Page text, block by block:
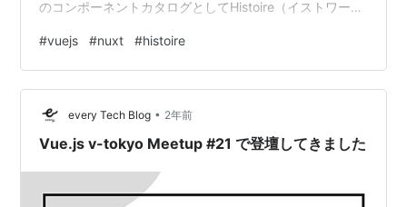
のコンポーネントカタログとしてHistoire（イストワー
histoire.dev フロントエンドの開発をしていると、1個の
コンポーネントだけ表示してチマチマ修正したいという
欲求があったのですが、コンポーネントカタログはこの
欲求を満たしてくれるものなので、最近ではなくてはな
らないものになってきてます。 Vueを利用したプロジ
#vuejs #nuxt #histoire
every Tech Blog • 2年前
Vue.js v-tokyo Meetup #21 で登壇してきました